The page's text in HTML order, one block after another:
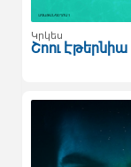
Կրկես
Շոու Էթերնիա